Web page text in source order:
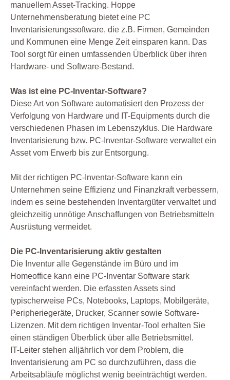
manuellem Asset-Tracking. Hoppe
Unternehmensberatung bietet eine PC
Inventarisierungssoftware, die z.B. Firmen, Gemeinden
und Kommunen eine Menge Zeit einsparen kann. Das
Tool sorgt für einen umfassenden Überblick über ihren
Hardware- und Software-Bestand.
Was ist eine PC-Inventar-Software?
Diese Art von Software automatisiert den Prozess der
Verfolgung von Hardware und IT-Equipments durch die
verschiedenen Phasen im Lebenszyklus. Die Hardware
Inventarisierung bzw. PC-Inventar-Software verwaltet ein
Asset vom Erwerb bis zur Entsorgung.
Mit der richtigen PC-Inventar-Software kann ein
Unternehmen seine Effizienz und Finanzkraft verbessern,
indem es seine bestehenden Inventargüter verwaltet und
gleichzeitig unnötige Anschaffungen von Betriebsmitteln
Ausrüstung vermeidet.
Die PC-Inventarisierung aktiv gestalten
Die Inventur alle Gegenstände im Büro und im
Homeoffice kann eine PC-Inventar Software stark
vereinfacht werden. Die erfassten Assets sind
typischerweise PCs, Notebooks, Laptops, Mobilgeräte,
Peripheriegeräte, Drucker, Scanner sowie Software-
Lizenzen. Mit dem richtigen Inventar-Tool erhalten Sie
einen ständigen Überblick über alle Betriebsmittel.
IT-Leiter stehen alljährlich vor dem Problem, die
Inventarisierung am PC so durchzuführen, dass die
Arbeitsabläufe möglichst wenig beeinträchtigt werden.